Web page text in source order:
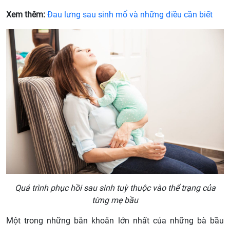
Xem thêm: Đau lưng sau sinh mổ và những điều cần biết
Quá trình phục hồi sau sinh tuỳ thuộc vào thể trạng của
từng mẹ bầu
Một trong những băn khoăn lớn nhất của những bà bầu